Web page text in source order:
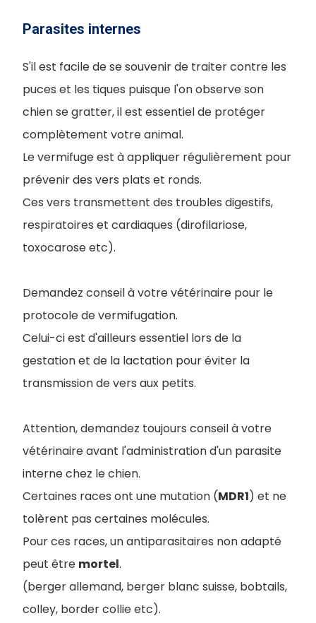
Parasites internes
S'il est facile de se souvenir de traiter contre les
puces et les tiques puisque l'on observe son
chien se gratter, il est essentiel de protéger
complètement votre animal.
Le vermifuge est à appliquer régulièrement pour
prévenir des vers plats et ronds.
Ces vers transmettent des troubles digestifs,
respiratoires et cardiaques (dirofilariose,
toxocarose etc).
Demandez conseil à votre vétérinaire pour le
protocole de vermifugation.
Celui-ci est d'ailleurs essentiel lors de la
gestation et de la lactation pour éviter la
transmission de vers aux petits.
Attention, demandez toujours conseil à votre
vétérinaire avant l'administration d'un parasite
interne chez le chien.
Certaines races ont une mutation (MDR1) et ne
tolèrent pas certaines molécules.
Pour ces races, un antiparasitaires non adapté
peut être mortel.
(berger allemand, berger blanc suisse, bobtails,
colley, border collie etc).